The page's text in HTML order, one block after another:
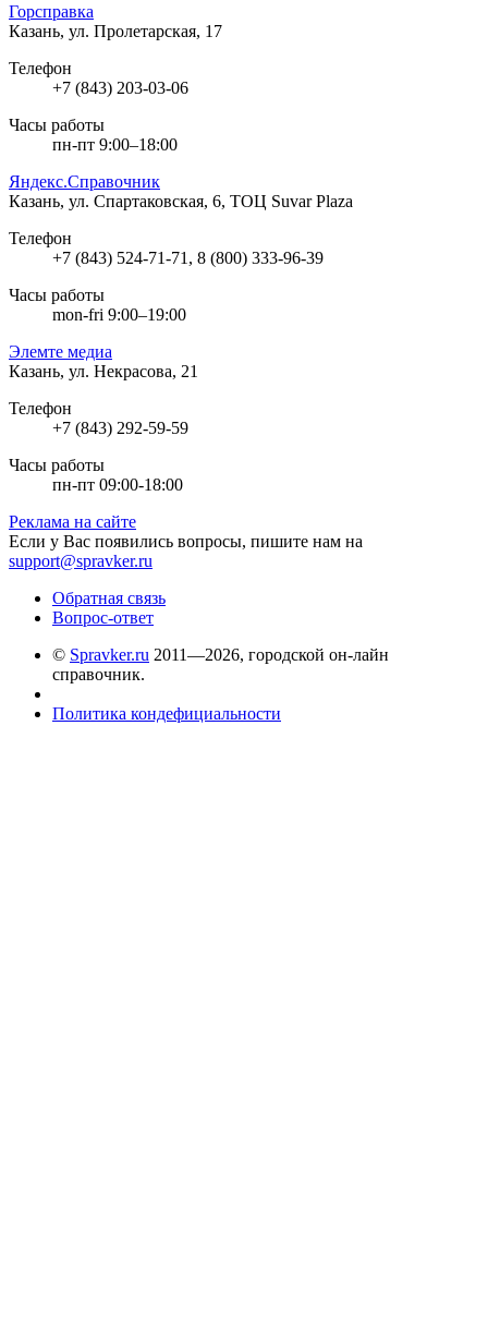
Горсправка
Казань, ул. Пролетарская, 17
Телефон
+7 (843) 203-03-06
Часы работы
пн-пт 9:00–18:00
Яндекс.Справочник
Казань, ул. Спартаковская, 6, ТОЦ Suvar Plaza
Телефон
+7 (843) 524-71-71, 8 (800) 333-96-39
Часы работы
mon-fri 9:00–19:00
Элемте медиа
Казань, ул. Некрасова, 21
Телефон
+7 (843) 292-59-59
Часы работы
пн-пт 09:00-18:00
Реклама на сайте
Если у Вас появились вопросы, пишите нам на
support@spravker.ru
Обратная связь
Вопрос-ответ
© Spravker.ru 2011—2026, городской он-лайн
справочник.
Политика кондефициальности